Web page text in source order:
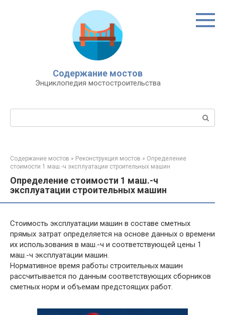
Содержание мостов
Энциклопедия мостостроительства
Поиск:
Содержание мостов » Реконструкция мостов » Определение
стоимости 1 маш.-ч эксплуатации строительных машин
Определение стоимости 1 маш.-ч
эксплуатации строительных машин
Стоимость эксплуатации машин в составе сметных
прямых затрат определяется на основе данных о времени
их использования в маш.-ч и соответствующей цены 1
маш.-ч эксплуатации машин.
Нормативное время работы строительных машин
рассчитывается по данным соответствующих сборников
сметных норм и объемам предстоящих работ.